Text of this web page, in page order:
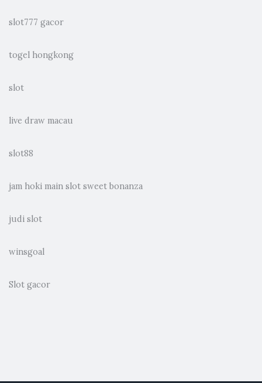
slot777 gacor
togel hongkong
slot
live draw macau
slot88
jam hoki main slot sweet bonanza
judi slot
winsgoal
Slot gacor